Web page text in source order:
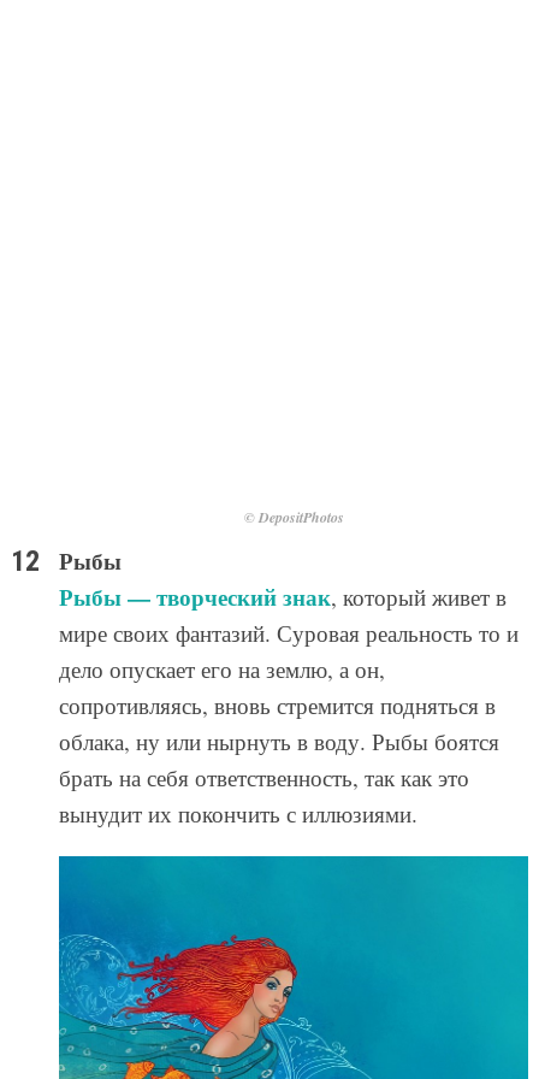
© DepositPhotos
Рыбы
Рыбы — творческий знак, который живет в
мире своих фантазий. Суровая реальность то и
дело опускает его на землю, а он,
сопротивляясь, вновь стремится подняться в
облака, ну или нырнуть в воду. Рыбы боятся
брать на себя ответственность, так как это
вынудит их покончить с иллюзиями.